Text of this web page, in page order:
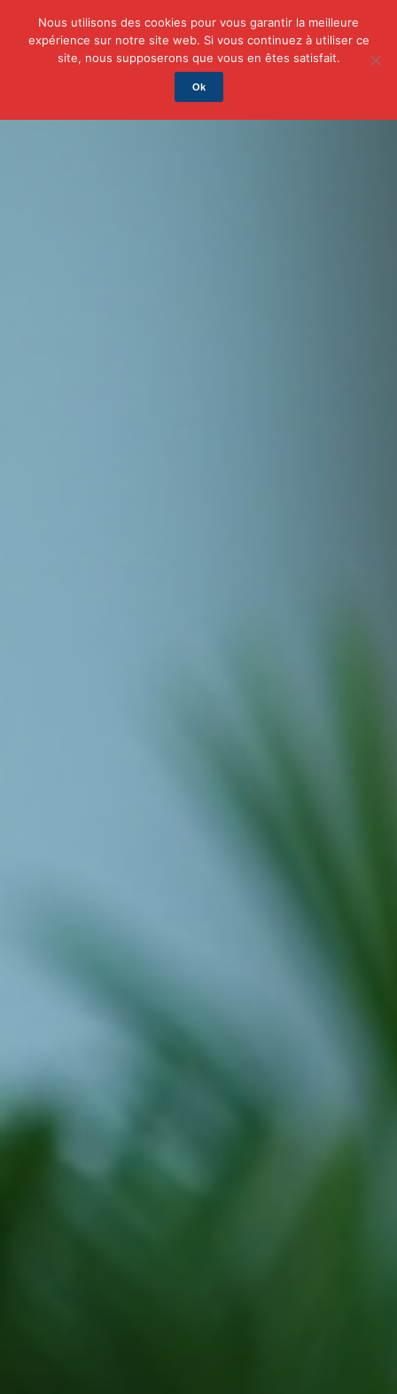
Auto/Moto Business Famille Finance
Nous utilisons des cookies pour vous garantir la meilleure
expérience sur notre site web. Si vous continuez à utiliser ce
site, nous supposerons que vous en êtes satisfait.
Ok